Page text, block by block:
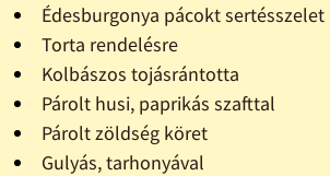
Édesburgonya pácokt sertésszelet
Torta rendelésre
Kolbászos tojásrántotta
Párolt husi, paprikás szafttal
Párolt zöldség köret
Gulyás, tarhonyával